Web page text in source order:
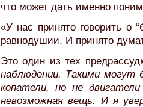
что может дать именно
«У нас принято говорить о
равнодушии. И принято
Это один из тех
наблюдении. Такими могут
копатели, но не
невозможная вещь. И я